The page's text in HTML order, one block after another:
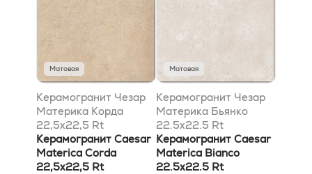
Матовая
Керамогранит Чезар
Материка Корда
22,5x22,5 Rt
Керамогранит Caesar
Materica Corda
22,5x22,5 Rt
Матовая
Керамогранит Чезар
Материка Бьянко
22.5x22.5 Rt
Керамогранит Caesar
Materica Bianco
22.5x22.5 Rt